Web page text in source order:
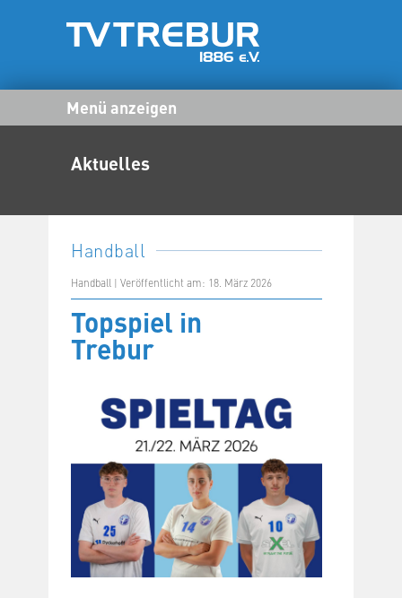
Menü anzeigen
Aktuelles
Handball
Handball | Veröffentlicht am: 18. März 2026
Topspiel in
Trebur